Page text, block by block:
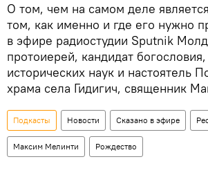
О том, чем на самом деле
том, как именно и где его нужно
в эфире радиостудии Sputnik
протоиерей, кандидат
исторических наук и настоятель
храма села Гидигич, священник
Подкасты Новости Сказано в эфире
Максим Мелинти Рождество